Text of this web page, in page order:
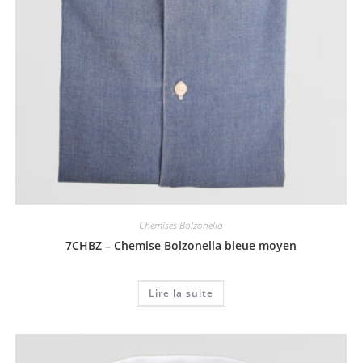
Chemises Bolzonella
7CHBZ – Chemise Bolzonella bleue moyen
Lire la suite